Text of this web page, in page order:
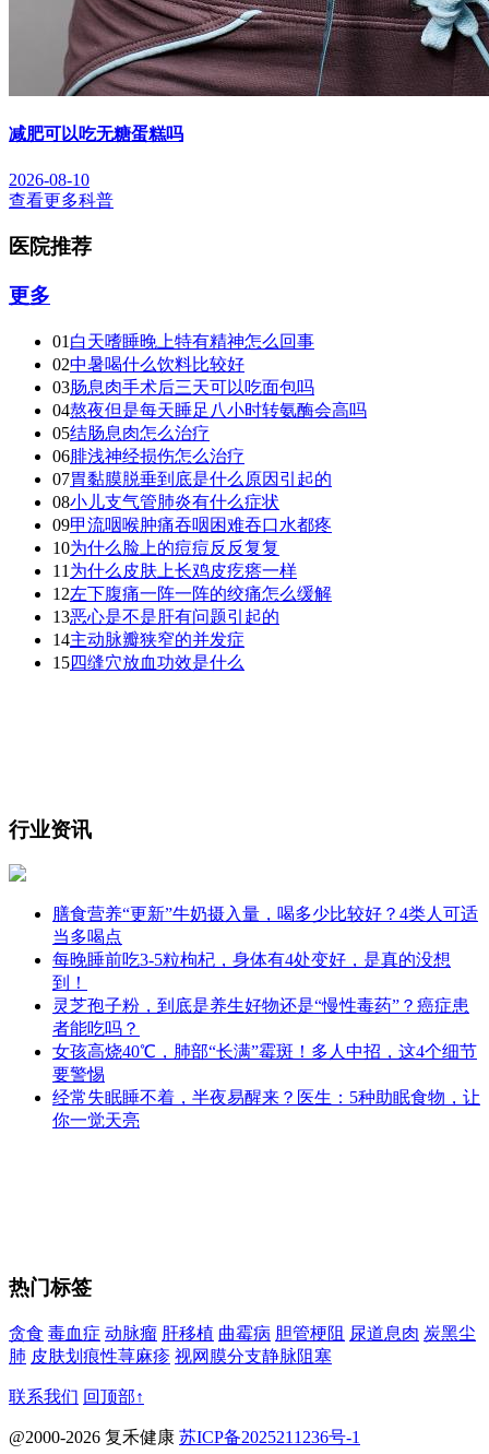
减肥可以吃无糖蛋糕吗
2026-08-10
查看更多科普
医院推荐
更多
01 白天嗜睡晚上特有精神怎么回事
02中暑喝什么饮料比较好
03肠息肉手术后三天可以吃面包吗
04熬夜但是每天睡足八小时转氨酶会高吗
05结肠息肉怎么治疗
06腓浅神经损伤怎么治疗
07胃黏膜脱垂到底是什么原因引起的
08小儿支气管肺炎有什么症状
09甲流咽喉肿痛吞咽困难吞口水都疼
10为什么脸上的痘痘反反复复
11 为什么皮肤上长鸡皮疙瘩一样
12左下腹痛一阵一阵的绞痛怎么缓解
13恶心是不是肝有问题引起的
14主动脉瓣狭窄的并发症
15四缝穴放血功效是什么
行业资讯
膳食营养“更新”牛奶摄入量，喝多少比较好？4类人可适
当多喝点
每晚睡前吃3-5粒枸杞，身体有4处变好，是真的没想
到！
灵芝孢子粉，到底是养生好物还是“慢性毒药”？癌症患
者能吃吗？
女孩高烧40℃，肺部“长满”霉斑！多人中招，这4个细节
要警惕
经常失眠睡不着，半夜易醒来？医生：5种助眠食物，让
你一觉天亮
热门标签
贪食 毒血症 动脉瘤 肝移植 曲霉病 胆管梗阻 尿道息肉 炭黑尘
肺 皮肤划痕性荨麻疹 视网膜分支静脉阻塞
联系我们 回顶部↑
@2000-2026 复禾健康 苏ICP备2025211236号-1